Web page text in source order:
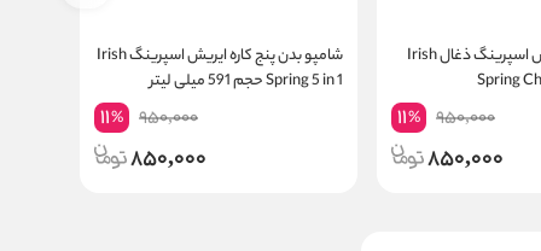
شامپو بدن ایریش اسپرینگ ذغال Irish
Spring
950,000
11%
850,000
شامپو بدن پنج کاره ایریش اسپرینگ Irish
Spring 5 in 1 حجم 591 میلی لیتر
950,000
11%
850,000